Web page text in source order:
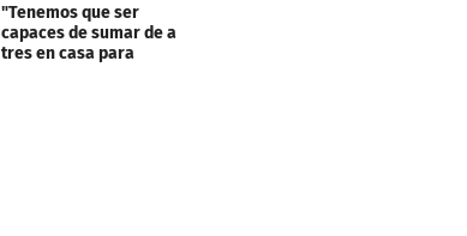
"Tenemos que ser
capaces de sumar de a
tres en casa para